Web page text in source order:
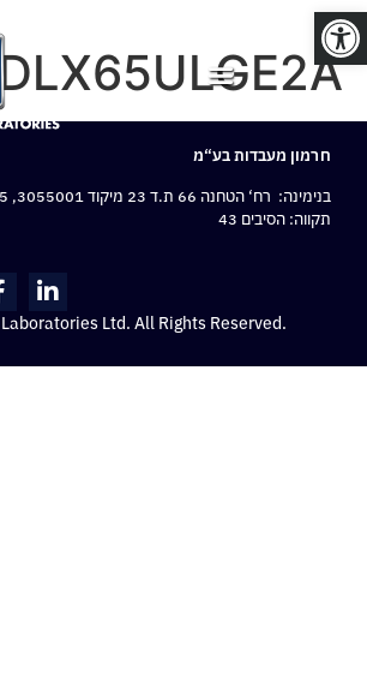
פתח סרגל נגישות
חרמון מעבדות בע“מ
בנימינה: רח‘ הטחנה 66 ת.ד 23 מיקוד 3055001,
תקווה: הסיבים 43
Ltd. All Rights Reserved.